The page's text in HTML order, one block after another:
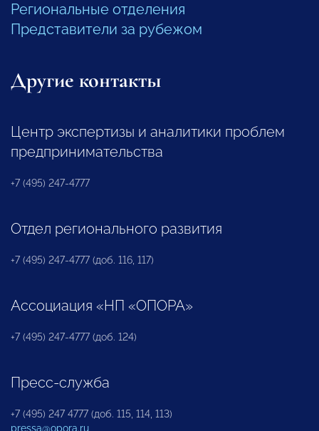
Региональные отделения
Представители за рубежом
Другие контакты
Центр экспертизы и аналитики проблем
предпринимательства
+7 (495) 247-4777
Отдел регионального развития
+7 (495) 247-4777 (доб. 116, 117)
Ассоциация «НП «ОПОРА»
+7 (495) 247-4777 (доб. 124)
Пресс-служба
+7 (495) 247 4777 (доб. 115, 114, 113)
pressa@opora.ru